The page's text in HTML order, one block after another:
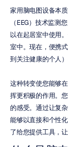
家用脑电图设备本
（EEG）技术监测
以在起居室中使用
室中。现在，便携
到关注健康的个人
这种转变使您能够
挥更积极的作用。
的感受。通过让复
能够以直接和个性
了给您提供工具，